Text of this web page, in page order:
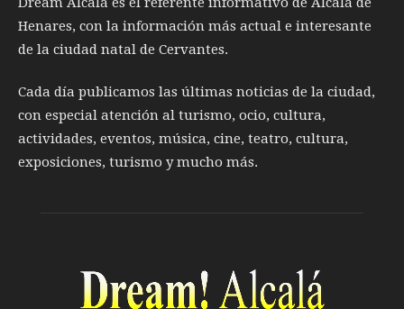
Henares, con la información más actual e interesante
de la ciudad natal de Cervantes.
Cada día publicamos las últimas noticias de la ciudad,
con especial atención al turismo, ocio, cultura,
actividades, eventos, música, cine, teatro, cultura,
exposiciones, turismo y mucho más.